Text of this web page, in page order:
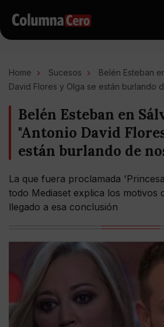
Home Sucesos
Belén Esteban
David Flores y Olga se están burlando
Belén Esteban en
"Antonio David
están burlando de
La que fuera proclamada
todo Mediaset explica los motivos
llegado a esa conclusión